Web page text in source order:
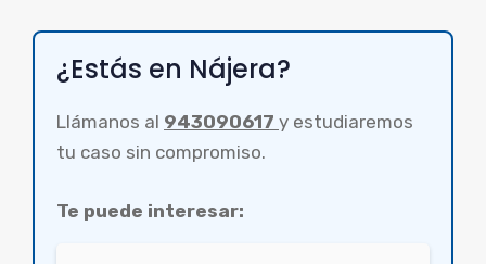
¿Estás en Nájera?
Llámanos al 943090617 y estudiaremos
tu caso sin compromiso.
Te puede interesar: